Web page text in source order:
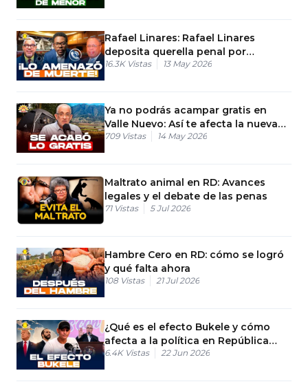
Rafael Linares: Rafael Linares
deposita querella penal por
amenazas de muerte
16.3K Vistas 13 May 2026
Ya no podrás acampar gratis en
Valle Nuevo: Así te afecta la nueva
gestión
709 Vistas 14 May 2026
Maltrato animal en RD: Avances
legales y el debate de las penas
71 Vistas 5 Jul 2026
Hambre Cero en RD: cómo se logró
y qué falta ahora
108 Vistas 21 Jul 2026
¿Qué es el efecto Bukele y cómo
afecta a la política en República
Dominicana?
6.4K Vistas 22 Jun 2026